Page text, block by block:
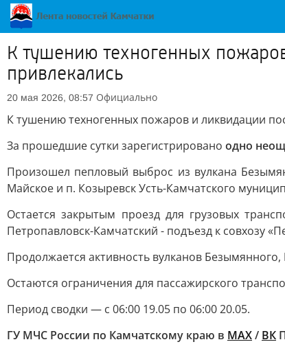
К тушению техногенных
привлекались
20 мая 2026, 08:57 Официально
К тушению техногенных пожаров и ликвидации
За прошедшие сутки зарегистрировано одно
Произошел пепловый выброс из вулкана
Майское и п. Козыревск Усть-Камчатского
Остается закрытым проезд для грузовых
Петропавловск-Камчатский - подъезд к совхозу
Продолжается активность вулканов
Остаются ограничения для пассажирского
Период сводки — с 06:00 19.05 по 06:00 20.05.
ГУ МЧС России по Камчатскому краю в МАХ/ ВК